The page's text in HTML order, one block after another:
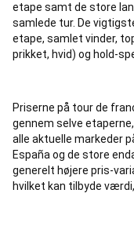
etape samt de store
samlede tur. De
etape, samlet vinder,
prikket, hvid) og hold-
Priserne på tour de
gennem selve
alle aktuelle markeder
España og de store
generelt højere pris-
hvilket kan tilbyde